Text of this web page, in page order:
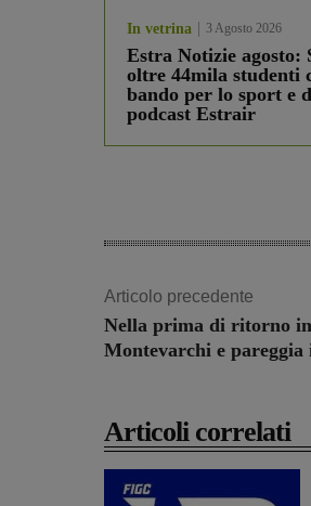
In vetrina 3 Agosto 2026
Estra Notizie agosto:
oltre 44mila studenti
bando per lo sport e
podcast Estrair
Articolo precedente
Nella prima di ritorno
Montevarchi e
Articoli correlati